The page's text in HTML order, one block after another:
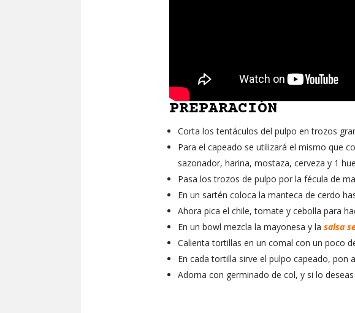
PREPARACIÓN
Corta los tentáculos del pulpo en trozos
Para el capeado se utilizará el mismo que
sazonador, harina, mostaza, cerveza y 1
Pasa los trozos de pulpo por la fécula de
En un sartén coloca la manteca de cerdo
Ahora pica el chile, tomate y cebolla para
En un bowl mezcla la mayonesa y la salsa
Calienta tortillas en un comal con un poco
En cada tortilla sirve el pulpo capeado, pon
Adorna con germinado de col, y si lo